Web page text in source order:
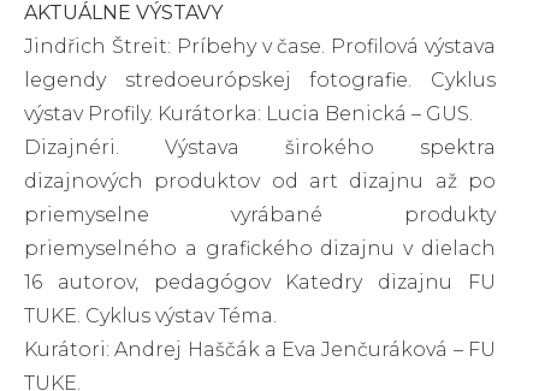
AKTUÁLNE VÝSTAVY
Jindřich Štreit: Príbehy v čase. Profilová výstava
legendy stredoeurópskej fotografie. Cyklus
výstav Profily. Kurátorka: Lucia Benická – GUS.
Dizajnéri. Výstava širokého spektra
dizajnových produktov od art dizajnu až po
priemyselne vyrábané produkty
priemyselného a grafického dizajnu v dielach
16 autorov, pedagógov Katedry dizajnu FU
TUKE. Cyklus výstav Téma.
Kurátori: Andrej Haščák a Eva Jenčuráková – FU
TUKE.